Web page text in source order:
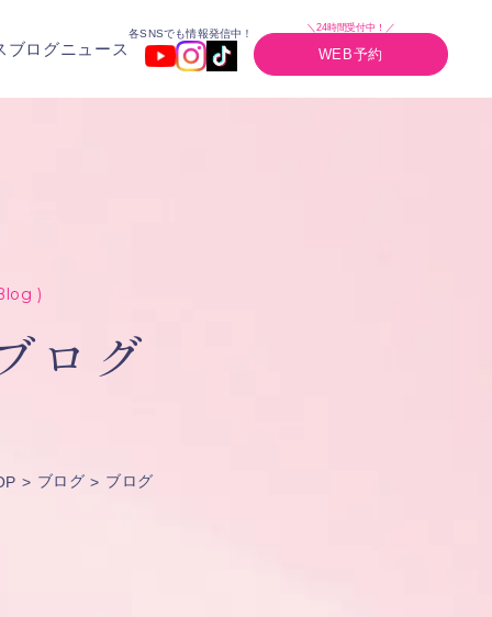
ブログニュース
各SNSでも情報発信中！
＼24時間受付中！／
WEB予約
)
ログ
ブログ ブログ